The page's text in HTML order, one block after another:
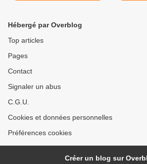
Hébergé par Overblog
Top articles
Pages
Contact
Signaler un abus
C.G.U.
Cookies et données personnelles
Préférences cookies
Créer un blog sur